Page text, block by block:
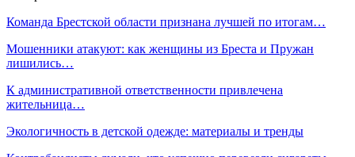
Команда Брестской области признана лучшей по итогам…
Мошенники атакуют: как женщины из Бреста и Пружан
лишились…
К административной ответственности привлечена
жительница…
Экологичность в детской одежде: материалы и тренды